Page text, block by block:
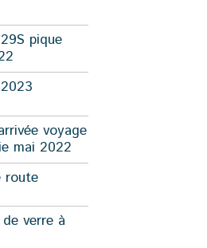
pique
voyage
mai 2022
route
verre à